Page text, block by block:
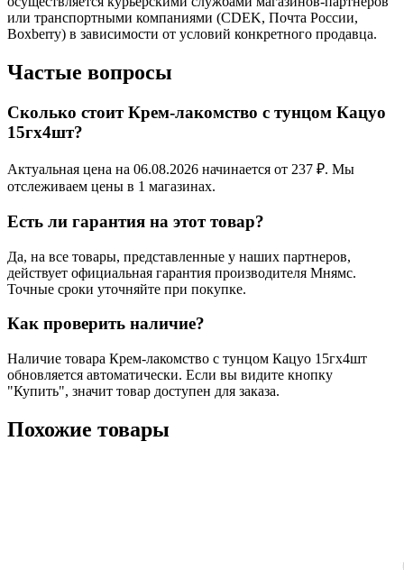
или транспортными компаниями (CDEK, Почта России,
Boxberry) в зависимости от условий конкретного продавца.
Частые вопросы
Сколько стоит Крем-лакомство с тунцом Кацуо
15гх4шт?
Актуальная цена на 06.08.2026 начинается от 237 ₽. Мы
отслеживаем цены в 1 магазинах.
Есть ли гарантия на этот товар?
Да, на все товары, представленные у наших партнеров,
действует официальная гарантия производителя Мнямс.
Точные сроки уточняйте при покупке.
Как проверить наличие?
Наличие товара Крем-лакомство с тунцом Кацуо 15гх4шт
обновляется автоматически. Если вы видите кнопку
"Купить", значит товар доступен для заказа.
Похожие товары